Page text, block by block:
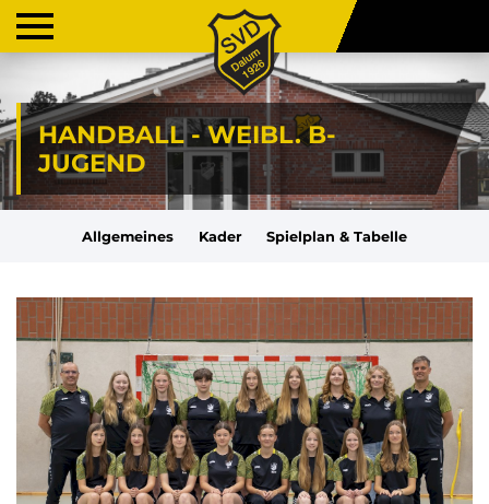
HANDBALL - WEIBL. B-
JUGEND
Allgemeines Kader Spielplan & Tabelle